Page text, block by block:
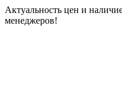
Актуальность цен и
менеджеров!